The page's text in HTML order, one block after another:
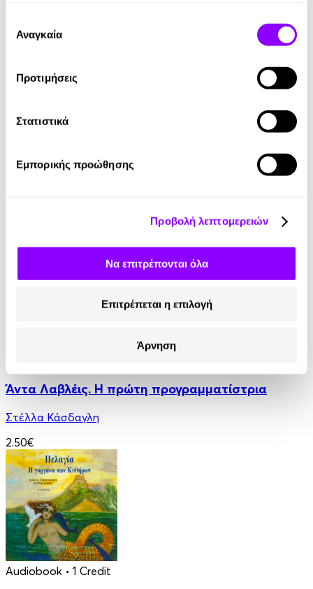
των υπηρεσιών τους.
συγκατάθεσης
Αναγκαία
Προτιμήσεις
Στατιστικά
Εμπορικής προώθησης
Προβολή λεπτομερειών
Να επιτρέπονται όλα
Επιτρέπεται η επιλογή
Άρνηση
Άντα Λαβλέις. Η πρώτη προγραμματίστρια
Στέλλα Κάσδαγλη
2.50€
Audiobook • 1 Credit